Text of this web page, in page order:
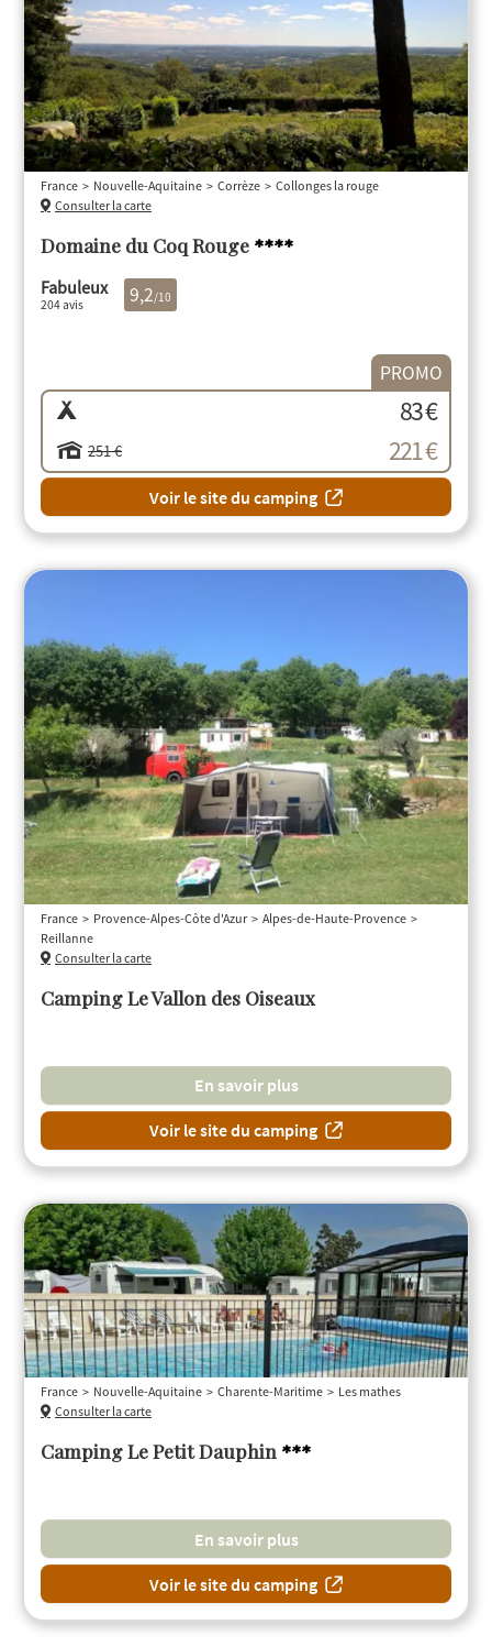
Domaine du Coq Rouge ****
France Nouvelle-Aquitaine Corrèze
Collonges la rouge
Consulter la carte
Fabuleux
204 avis 9,2/10
PROMO
83 €
251 € 221 €
Voir le site du camping
Camping Le Vallon des Oiseaux
France Provence-Alpes-Côte d'Azur
Alpes-de-Haute-Provence
Reillanne
Consulter la carte
En savoir plus
Voir le site du camping
Camping Le Petit Dauphin ***
France Nouvelle-Aquitaine Charente-Maritime
Les mathes
Consulter la carte
En savoir plus
Voir le site du camping